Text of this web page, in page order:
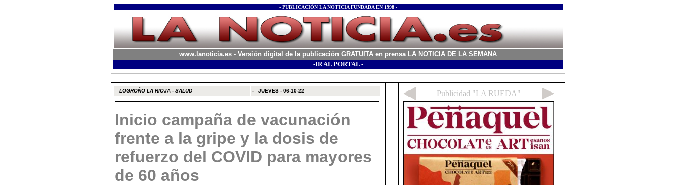
- PUBLICACIÓN LA NOTICIA FUNDADA EN 1998 -
www.lanoticia.es - Versión digital de la publicación GRATUITA en prensa LA NOTICIA DE LA SEMANA
-IR AL PORTAL -
LOGROÑO LA RIOJA - SALUD - JUEVES - 06-10-22
Inicio campaña de vacunación
frente a la gripe y la dosis de
refuerzo del COVID para mayores
de 60 años